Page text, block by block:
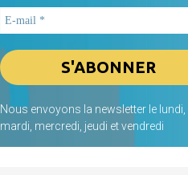
Nous envoyons la newsletter le lundi,
mardi, mercredi, jeudi et vendredi